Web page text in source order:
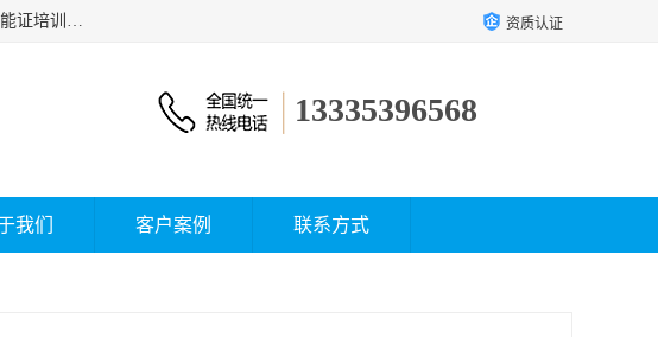
杰森教育专业提供电工证报名、安全员报名考试、特种作业操作证、操作证、宁夏电工,电工证、焊工证、钳工证等技能证培训课程。 资质认证
13335396568
我们 客户案例 联系方式